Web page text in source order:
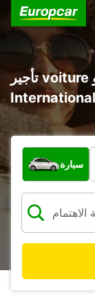
تأجير voiture و utilitaire في La Aurora
ما نوع المركبة؟
سيارة